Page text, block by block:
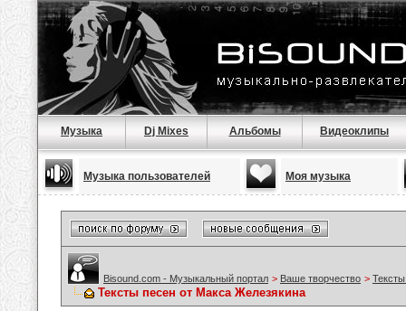
Музыка Dj Mixes Альбомы Видеоклипы
Музыка пользователей Моя музыка
Bisound.com - Музыкальный портал > Ваше творчество >
Тексты песен от Макса Железякина